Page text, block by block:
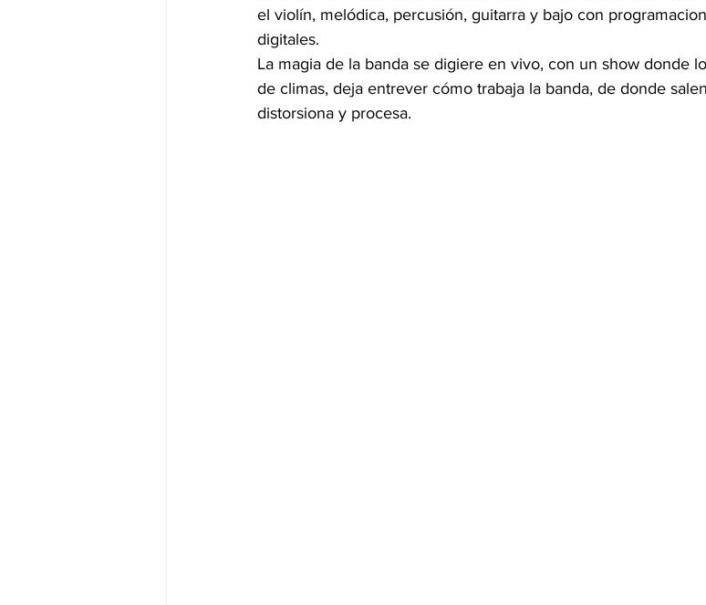
el violín, melódica, percusión, guitarra y bajo con
digitales.
La magia de la banda se digiere en vivo, con un show donde
de climas, deja entrever cómo trabaja la banda, de donde
distorsiona y procesa.